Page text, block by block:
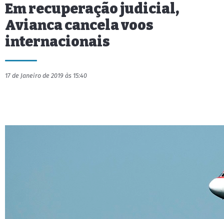
Em recuperação judicial,
Avianca cancela voos
internacionais
17 de Janeiro de 2019 às 15:40